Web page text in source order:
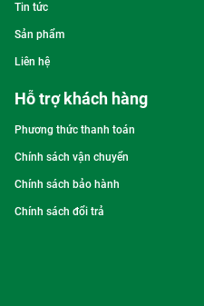
Tin tức
Sản phẩm
Liên hệ
Hỗ trợ khách hàng
Phương thức thanh toán
Chính sách vận chuyển
Chính sách bảo hành
Chính sách đổi trả